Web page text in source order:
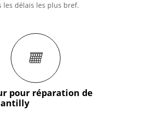
les délais les plus bref.
pour réparation de